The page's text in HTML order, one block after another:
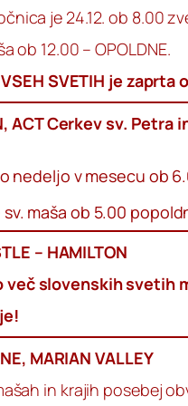
je 24.12. ob 8.00
ob 12.00 – OPOLDNE.
VSEH SVETIH je
ACT Cerkev sv.
nedeljo v mesecu ob
maša ob 5.00
– HAMILTON
več slovenskih svetih
MARIAN VALLEY
in krajih posebej